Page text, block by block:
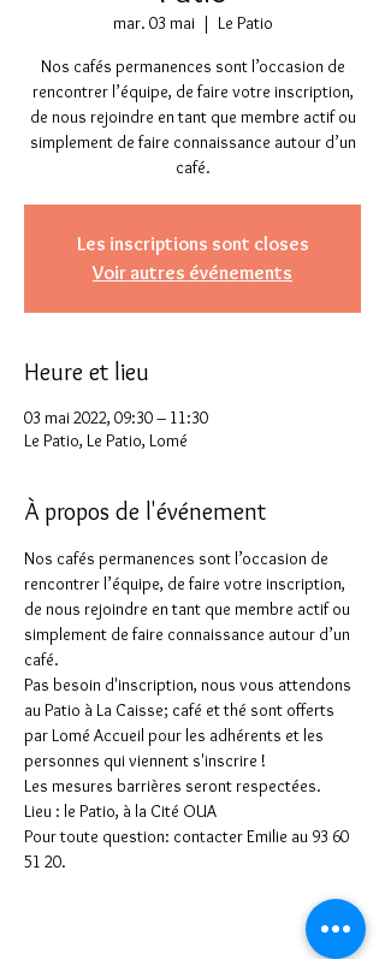
mar. 03 mai
  |
Le Patio
Nos cafés permanences sont l’occasion de
rencontrer l’équipe, de faire votre inscription,
de nous rejoindre en tant que membre actif ou
simplement de faire connaissance autour d’un
café.
Les inscriptions sont closes
Voir autres événements
Heure et lieu
03 mai 2022, 09:30 – 11:30
Le Patio, Le Patio, Lomé
À propos de l'événement
Nos cafés permanences sont l’occasion de
rencontrer l’équipe, de faire votre inscription,
de nous rejoindre en tant que membre actif ou
simplement de faire connaissance autour d’un
café.
Pas besoin d'inscription, nous vous attendons
au Patio à La Caisse; café et thé sont offerts
par Lomé Accueil pour les adhérents et les
personnes qui viennent s'inscrire !
Les mesures barrières seront respectées.
Lieu : le Patio, à la Cité OUA
Pour toute question: contacter Emilie au 93 60
51 20.